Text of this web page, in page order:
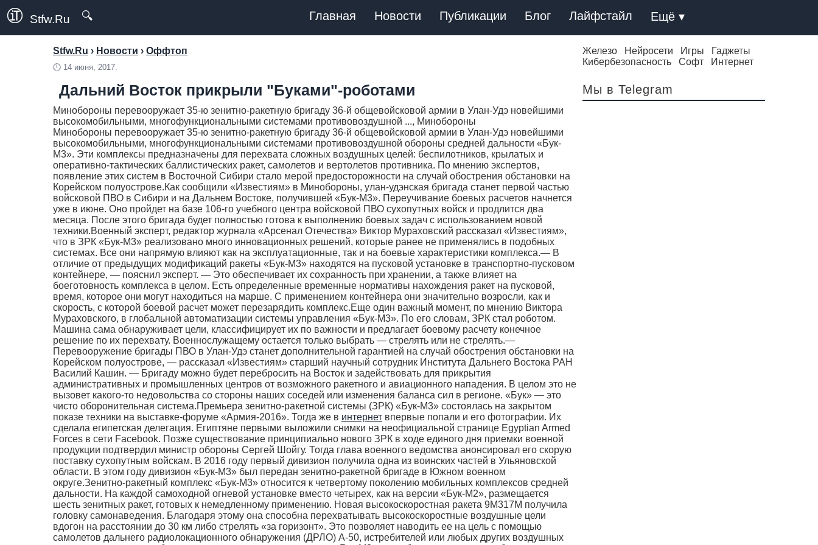
Stfw.Ru 🔍 Главная Новости Публикации Блог Лайфстайл Ещё ▾
Stfw.Ru › Новости › Оффтоп
🕛 14 июня, 2017.
Дальний Восток прикрыли "Буками"-роботами
Минобороны перевооружает 35-ю зенитно-ракетную бригаду 36-й общевойсковой армии в Улан-Удэ новейшими
высокомобильными, многофункциональными системами противовоздушной ..., Минобороны
Минобороны перевооружает 35-ю зенитно-ракетную бригаду 36-й общевойсковой армии в Улан-Удэ новейшими
высокомобильными, многофункциональными системами противовоздушной обороны средней дальности «Бук-
М3». Эти комплексы предназначены для перехвата сложных воздушных целей: беспилотников, крылатых и
оперативно-тактических баллистических ракет, самолетов и вертолетов противника. По мнению экспертов,
появление этих систем в Восточной Сибири стало мерой предосторожности на случай обострения обстановки на
Корейском полуострове.Как сообщили «Известиям» в Минобороны, улан-удэнская бригада станет первой частью
войсковой ПВО в Сибири и на Дальнем Востоке, получившей «Бук-М3». Переучивание боевых расчетов начнется
уже в июне. Оно пройдет на базе 106-го учебного центра войсковой ПВО сухопутных войск и продлится два
месяца. После этого бригада будет полностью готова к выполнению боевых задач с использованием новой
техники.Военный эксперт, редактор журнала «Арсенал Отечества» Виктор Мураховский рассказал «Известиям»,
что в ЗРК «Бук-М3» реализовано много инновационных решений, которые ранее не применялись в подобных
системах. Все они напрямую влияют как на эксплуатационные, так и на боевые характеристики комплекса.— В
отличие от предыдущих модификаций ракеты «Бук-М3» находятся на пусковой установке в транспортно-пусковом
контейнере, — пояснил эксперт. — Это обеспечивает их сохранность при хранении, а также влияет на
боеготовность комплекса в целом. Есть определенные временные нормативы нахождения ракет на пусковой,
время, которое они могут находиться на марше. С применением контейнера они значительно возросли, как и
скорость, с которой боевой расчет может перезарядить комплекс.Еще один важный момент, по мнению Виктора
Мураховского, в глобальной автоматизации системы управления «Бук-М3». По его словам, ЗРК стал роботом.
Машина сама обнаруживает цели, классифицирует их по важности и предлагает боевому расчету конечное
решение по их перехвату. Военнослужащему остается только выбрать — стрелять или не стрелять.—
Перевооружение бригады ПВО в Улан-Удэ станет дополнительной гарантией на случай обострения обстановки на
Корейском полуострове, — рассказал «Известиям» старший научный сотрудник Института Дальнего Востока РАН
Василий Кашин. — Бригаду можно будет перебросить на Восток и задействовать для прикрытия
административных и промышленных центров от возможного ракетного и авиационного нападения. В целом это не
вызовет какого-то недовольства со стороны наших соседей или изменения баланса сил в регионе. «Бук» — это
чисто оборонительная система.Премьера зенитно-ракетной системы (ЗРК) «Бук-М3» состоялась на закрытом
показе техники на выставке-форуме «Армия-2016». Тогда же в интернет впервые попали и его фотографии. Их
сделала египетская делегация. Египтяне первыми выложили снимки на неофициальной странице Egyptian Armed
Forces в сети Facebook. Позже существование принципиально нового ЗРК в ходе единого дня приемки военной
продукции подтвердил министр обороны Сергей Шойгу. Тогда глава военного ведомства анонсировал его скорую
поставку сухопутным войскам. В 2016 году первый дивизион получила одна из воинских частей в Ульяновской
области. В этом году дивизион «Бук-М3» был передан зенитно-ракетной бригаде в Южном военном
округе.Зенитно-ракетный комплекс «Бук-М3» относится к четвертому поколению мобильных комплексов средней
дальности. На каждой самоходной огневой установке вместо четырех, как на версии «Бук-М2», размещается
шесть зенитных ракет, готовых к немедленному применению. Новая высокоскоростная ракета 9М317М получила
головку самонаведения. Благодаря этому она способна перехватывать высокоскоростные воздушные цели
вдогон на расстоянии до 30 км либо стрелять «за горизонт». Это позволяет наводить ее на цель с помощью
самолетов дальнего радиолокационного обнаружения (ДРЛО) А-50, истребителей или любых других воздушных
Железо Нейросети Игры
Гаджеты
Кибербезопасность
Софт Интернет
Мы в Telegram